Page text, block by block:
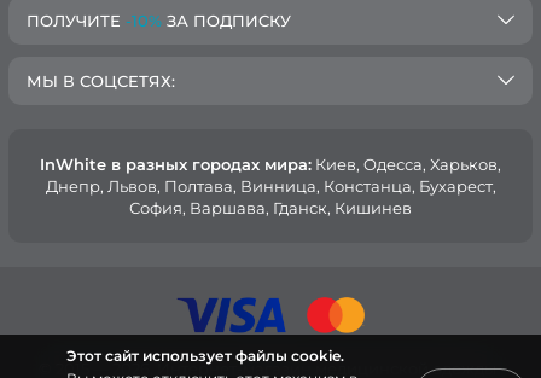
ПОЛУЧИТЕ -10% ЗА ПОДПИСКУ
МЫ В СОЦСЕТЯХ:
InWhite в разных городах мира: Киев, Oдесса, Харьков,
Днепр, Львов, Полтава, Винница, Констанца, Бухарест,
София, Варшава, Гданск, Кишинев
© 2015 — 2026, Интернет-магазин медицинской одежды
Этот сайт использует файлы cookie.